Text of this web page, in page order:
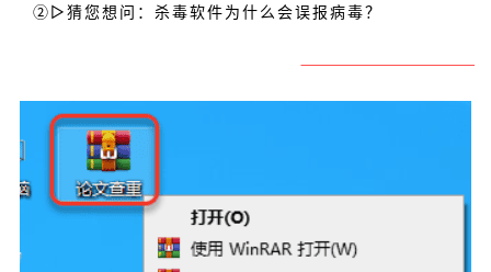
②▷猜您想问： 杀毒软件为什么会误报病毒？